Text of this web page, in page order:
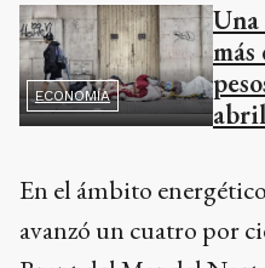
ECONOMÍA
abril
En el ámbito
avanzó un cuatro por